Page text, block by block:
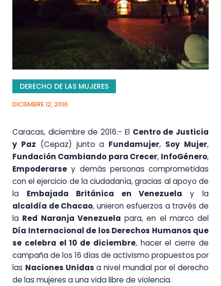
DERECHO DE LAS MUJERES
DICIEMBRE 12, 2016
Caracas, diciembre de 2016.- El Centro de Justicia
y Paz (Cepaz) junto a Fundamujer, Soy Mujer,
Fundación Cambiando para Crecer, InfoGénero,
Empoderarse y demás personas comprometidas
con el ejercicio de la ciudadanía, gracias al apoyo de
la Embajada Británica en Venezuela y la
alcaldía de Chacao, unieron esfuerzos a través de
la Red Naranja Venezuela para, en el marco del
Día Internacional de los Derechos Humanos que
se celebra el 10 de diciembre, hacer el cierre de
campaña de los 16 días de activismo propuestos por
las Naciones Unidas a nivel mundial por el derecho
de las mujeres a una vida libre de violencia.